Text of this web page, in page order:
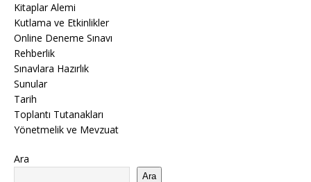
Kitaplar Alemi
Kutlama ve Etkinlikler
Online Deneme Sınavı
Rehberlik
Sınavlara Hazırlık
Sunular
Tarih
Toplantı Tutanakları
Yönetmelik ve Mevzuat
Ara
Ara